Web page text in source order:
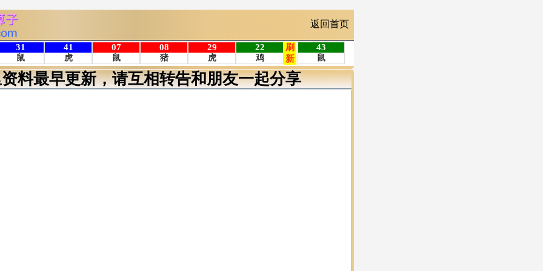
返回首页
料最早更新，请互相转告和朋友一起分享